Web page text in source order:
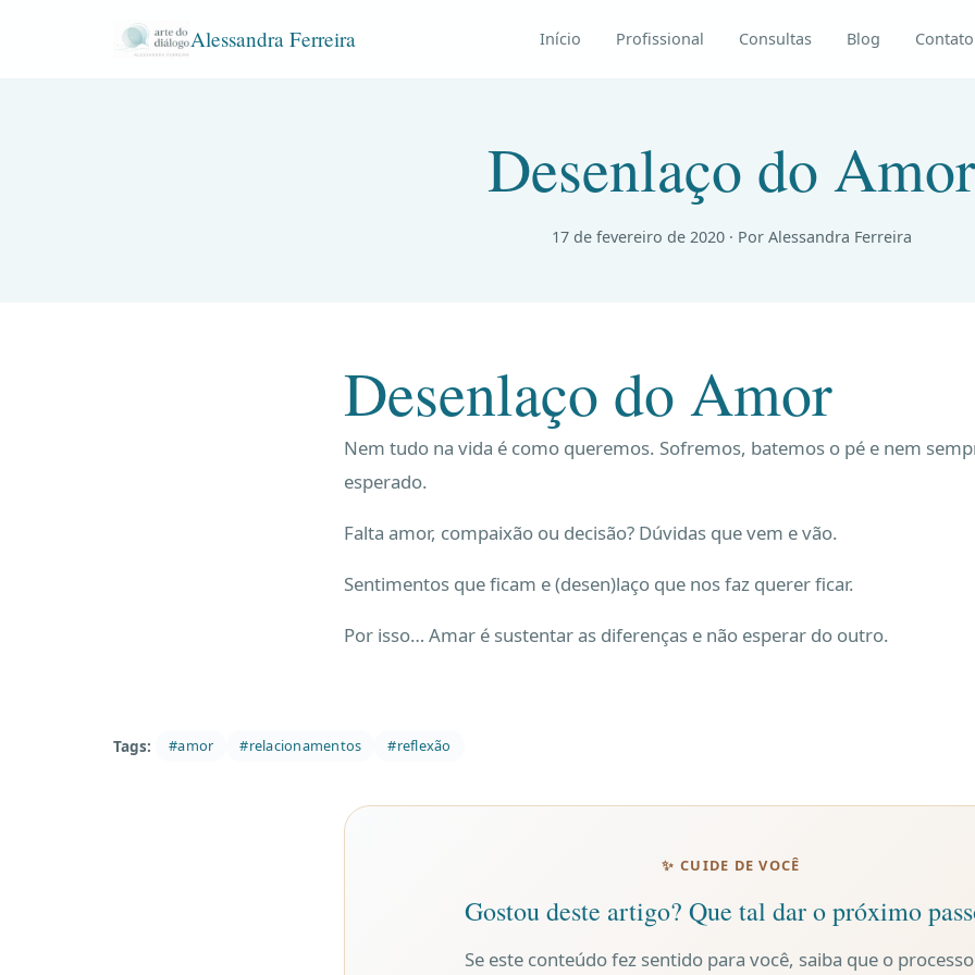
Alessandra Ferreira Início Profissional Consultas Blog Contato
Desenlaço do Amor
17 de fevereiro de 2020· Por Alessandra Ferreira
Desenlaço do Amor
Nem tudo na vida é como queremos. Sofremos, batemos o pé e nem
esperado.
Falta amor, compaixão ou decisão? Dúvidas que vem e vão.
Sentimentos que ficam e (desen)laço que nos faz querer ficar.
Por isso… Amar é sustentar as diferenças e não esperar do outro.
Tags: #amor #relacionamentos #reflexão
✨ CUIDE DE VOCÊ
Gostou deste artigo? Que tal dar o próximo
Se este conteúdo fez sentido para você, saiba que o